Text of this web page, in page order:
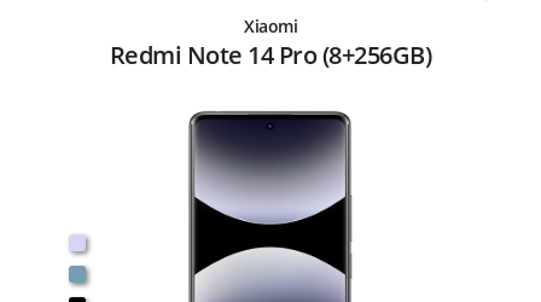
Xiaomi
Redmi Note 14 Pro (8+256GB)